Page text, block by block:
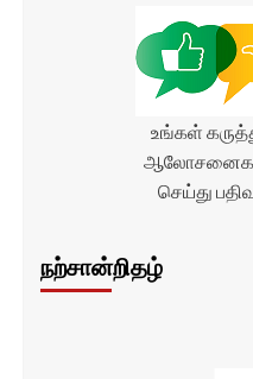
உங்கள்
செய்து
நற்சான்றிதழ்